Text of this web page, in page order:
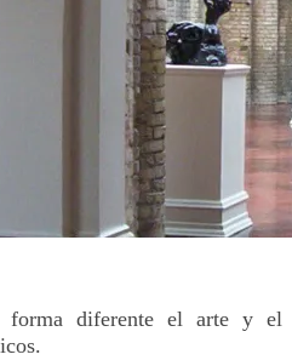
forma diferente el arte y el